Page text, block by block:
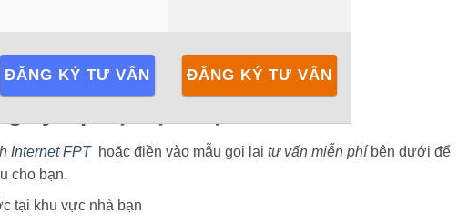
ĐĂNG KÝ TƯ VẤN ĐĂNG KÝ TƯ VẤN
ký lắp đặt dịch vụ:
Internet FPT hoặc điền vào mẫu gọi lại tư vấn miễn phíbên dưới để
cho bạn.
tại khu vực nhà bạn